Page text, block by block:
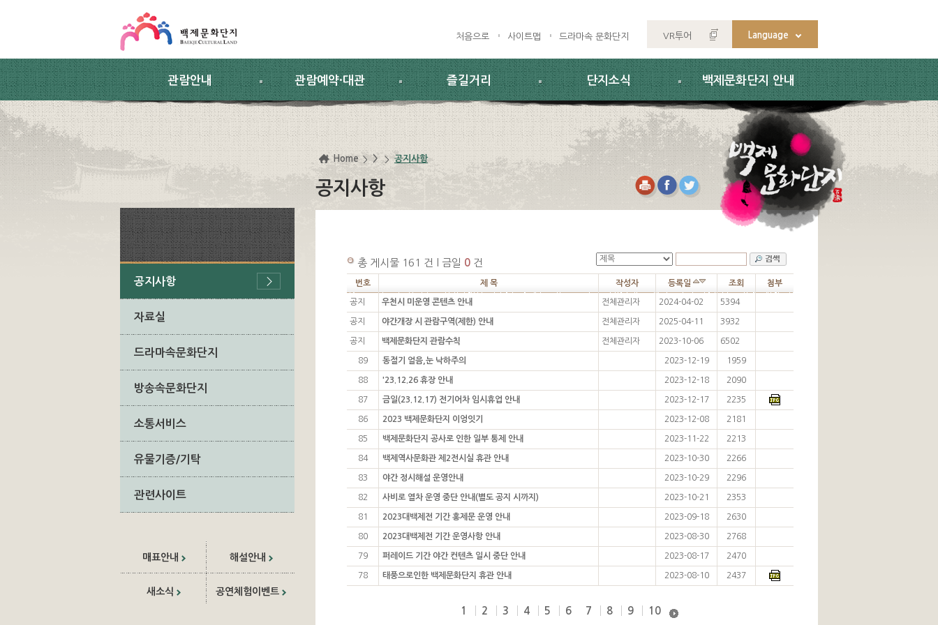
처음으로 사이트맵 드라마속 문화단지 VR투어 Language
관람안내 관람예약·대관 즐길거리 단지소식 백제문화단지 안내
공지사항
자료실
드라마속문화단지
방송속문화단지
소통서비스
유물기증/기탁
관련사이트
매표안내 해설안내
새소식 공연체험이벤트
Home > 공지사항
공지사항
총 게시물 161 건 l 금일 0 건
번호 제 목 작성자 등록일 조회 첨부
공지 우천시 미운영 콘텐츠 안내 전체관리자 2024-04-02 5394
공지 야간개장 시 관람구역(제한) 안내 전체관리자 2025-04-11 3932
공지 백제문화단지 관람수칙 전체관리자 2023-10-06 6502
89 동절기 얼음,눈 낙하주의 2023-12-19 1959
88 '23.12.26 휴장 안내 2023-12-18 2090
87 금일(23.12.17) 전기어차 임시휴업 안내 2023-12-17 2235
86 2023 백제문화단지 이엉잇기 2023-12-08 2181
85 백제문화단지 공사로 인한 일부 통제 안내 2023-11-22 2213
84 백제역사문화관 제2전시실 휴관 안내 2023-10-30 2266
83 야간 정시해설 운영안내 2023-10-29 2296
82 사비로 열차 운영 중단 안내(별도 공지 시까지) 2023-10-21 2353
81 2023대백제전 기간 홍제문 운영 안내 2023-09-18 2630
80 2023대백제전 기간 운영사항 안내 2023-08-30 2768
79 퍼레이드 기간 야간 컨텐츠 일시 중단 안내 2023-08-17 2470
78 태풍으로인한 백제문화단지 휴관 안내 2023-08-10 2437
1 2 3 4 5 6 7 8 9 10